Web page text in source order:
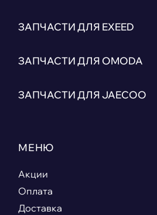
ЗАПЧАСТИ ДЛЯ EXEED
ЗАПЧАСТИ ДЛЯ OMODA
ЗАПЧАСТИ ДЛЯ JAECOO
МЕНЮ
Акции
Оплата
Доставка